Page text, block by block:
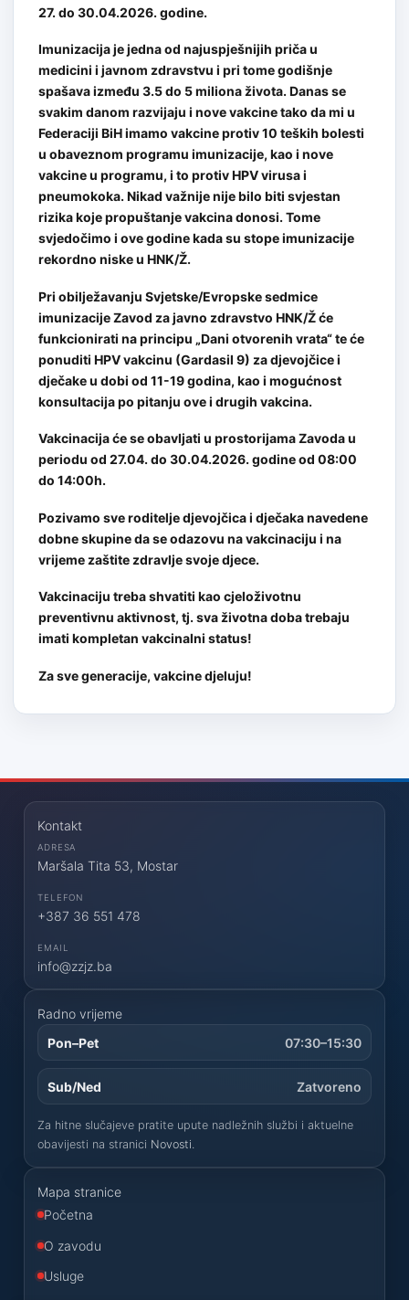
27. do 30.04.2026. godine.
Imunizacija je jedna od najuspješnijih priča u
medicini i javnom zdravstvu i pri tome godišnje
spašava između 3.5 do 5 miliona života. Danas se
svakim danom razvijaju i nove vakcine tako da mi u
Federaciji BiH imamo vakcine protiv 10 teških bolesti
u obaveznom programu imunizacije, kao i nove
vakcine u programu, i to protiv HPV virusa i
pneumokoka. Nikad važnije nije bilo biti svjestan
rizika koje propuštanje vakcina donosi. Tome
svjedočimo i ove godine kada su stope imunizacije
rekordno niske u HNK/Ž.
Pri obilježavanju Svjetske/Evropske sedmice
imunizacije Zavod za javno zdravstvo HNK/Ž će
funkcionirati na principu „Dani otvorenih vrata“ te će
ponuditi HPV vakcinu (Gardasil 9) za djevojčice i
dječake u dobi od 11-19 godina, kao i mogućnost
konsultacija po pitanju ove i drugih vakcina.
Vakcinacija će se obavljati u prostorijama Zavoda u
periodu od 27.04. do 30.04.2026. godine od 08:00
do 14:00h.
Pozivamo sve roditelje djevojčica i dječaka navedene
dobne skupine da se odazovu na vakcinaciju i na
vrijeme zaštite zdravlje svoje djece.
Vakcinaciju treba shvatiti kao cjeloživotnu
preventivnu aktivnost, tj. sva životna doba trebaju
imati kompletan vakcinalni status!
Za sve generacije, vakcine djeluju!
Kontakt
ADRESA
Maršala Tita 53, Mostar
TELEFON
+387 36 551 478
EMAIL
info@zzjz.ba
Radno vrijeme
Pon–Pet
07:30–15:30
Sub/Ned Zatvoreno
Za hitne slučajeve pratite upute nadležnih službi i aktuelne
obavijesti na stranici Novosti.
Mapa stranice
Početna
O zavodu
Usluge